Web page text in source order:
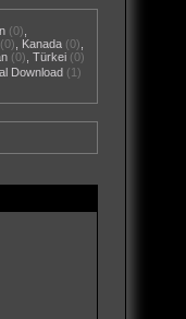
(0)
(0) Kanada (0)
(0) ,Türkei (0)
Download (1)